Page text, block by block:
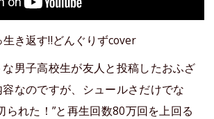
生き返す‼︎どんぐりずcover
男子高校生が友人と投稿したおふざ
なのですが、シュールさだけでな
られた！”と再生回数80万回を上回る